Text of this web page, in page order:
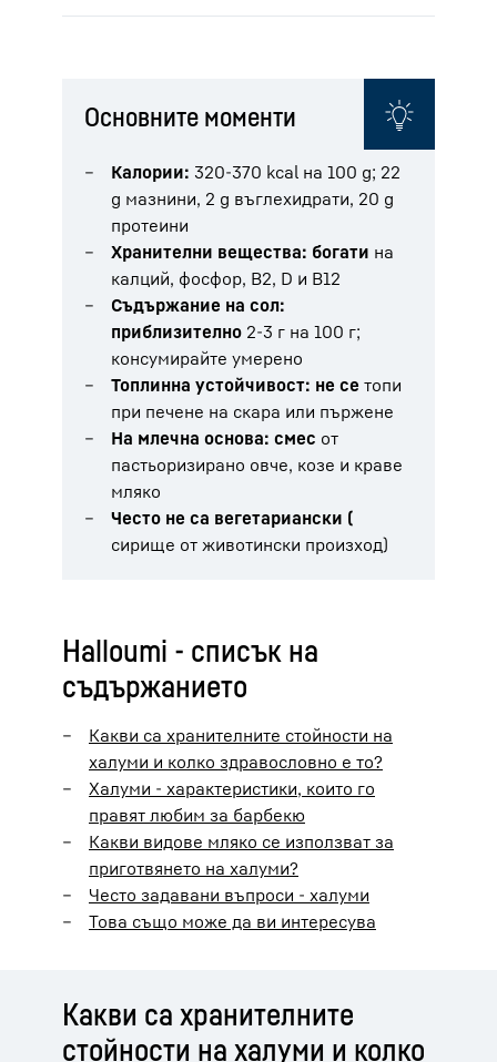
Основните моменти
Калории: 320-370 kcal на 100 g; 22
g мазнини, 2 g въглехидрати, 20 g
протеини
Хранителни вещества: богати на
калций, фосфор, B2, D и B12
Съдържание на сол:
приблизително 2-3 г на 100 г;
консумирайте умерено
Топлинна устойчивост: не се топи
при печене на скара или пържене
На млечна основа: смес от
пастьоризирано овче, козе и краве
мляко
Често не са вегетариански (
сирище от животински произход)
Halloumi - списък на
съдържанието
Какви са хранителните стойности на
халуми и колко здравословно е то?
Халуми - характеристики, които го
правят любим за барбекю
Какви видове мляко се използват за
приготвянето на халуми?
Често задавани въпроси - халуми
Това също може да ви интересува
Какви са хранителните
стойности на халуми и колко